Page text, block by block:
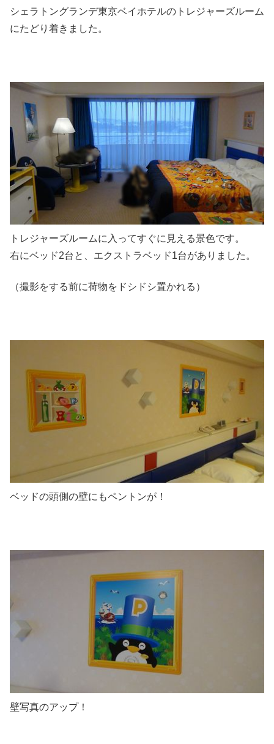
シェラトングランデ東京ベイホテルのトレジャーズルーム
にたどり着きました。
トレジャーズルームに入ってすぐに見える景色です。
右にベッド2台と、エクストラベッド1台がありました。
（撮影をする前に荷物をドシドシ置かれる）
ベッドの頭側の壁にもペントンが！
壁写真のアップ！